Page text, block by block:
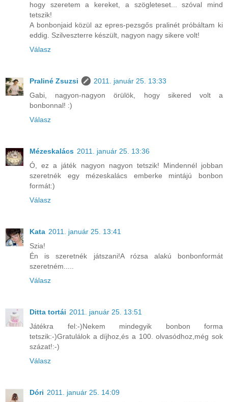
hogy szeretem a kereket, a szögleteset... szóval mind
tetszik!
A bonbonjaid közül az epres-pezsgős pralinét próbáltam ki
eddig. Szilveszterre készült, nagyon nagy sikere volt!
Válasz
Praliné Zsuzsi
2011. január 25. 13:33
Gabi, nagyon-nagyon örülök, hogy sikered volt a
bonbonnal! :)
Válasz
Mézeskalács 2011. január 25. 13:36
Ó, ez a játék nagyon nagyon tetszik! Mindennél jobban
szeretnék egy mézeskalács emberke mintájú bonbon
formát:)
Válasz
Kata 2011. január 25. 13:41
Szia!
Én is szeretnék játszani!A rózsa alakú bonbonformát
szeretném.....
Válasz
Ditta tortái 2011. január 25. 13:51
Játékra fel:-)Nekem mindegyik bonbon forma
tetszik:-)Gratulálok a díjhoz,és a 100. olvasódhoz,még sok
százat!:-)
Válasz
Dóri 2011. január 25. 14:09